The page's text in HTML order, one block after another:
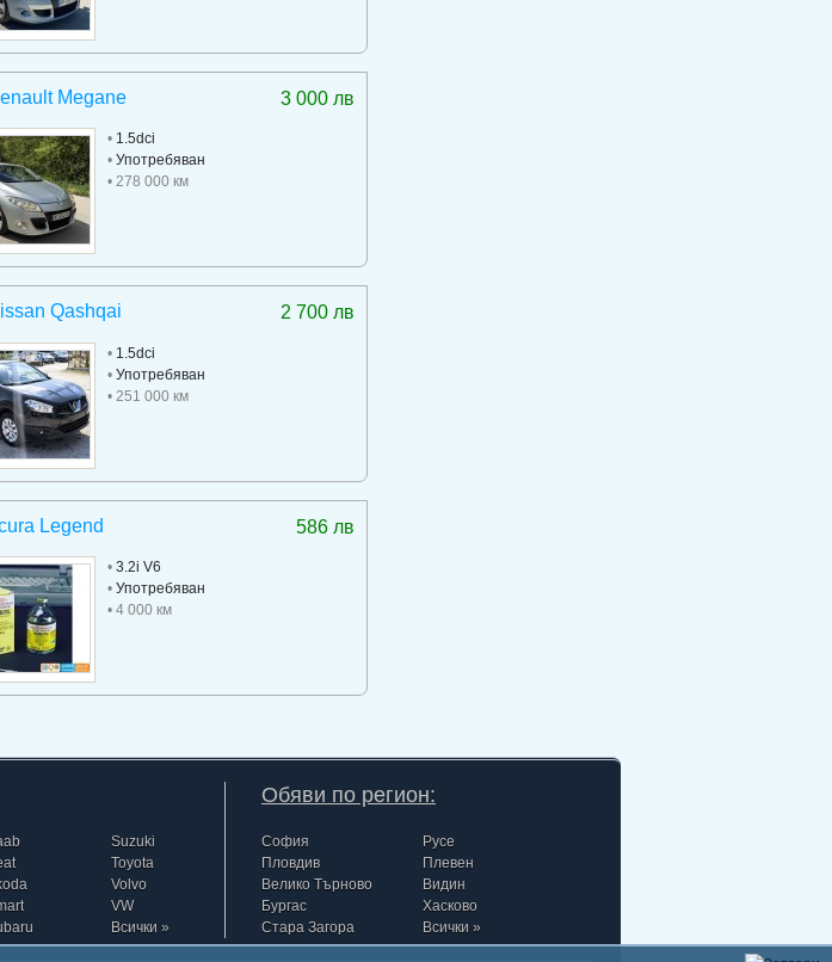
3 000 лв
Megane
•1.5dci
•Употребяван
• 278 000 км
2 700 лв
Qashqai
•1.5dci
•Употребяван
• 251 000 км
586 лв
Legend
•3.2i V6
•Употребяван
• 4 000 км
Suzuki
Toyota
Volvo
VW
Всички »
Обяви по регион:
София
Пловдив
Велико Търново
Бургас
Стара Загора
Русе
Плевен
Видин
Хасково
Всички »